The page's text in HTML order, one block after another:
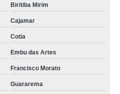
Biritiba Mirim
Cajamar
Cotia
Embu das Artes
Francisco Morato
Guararema